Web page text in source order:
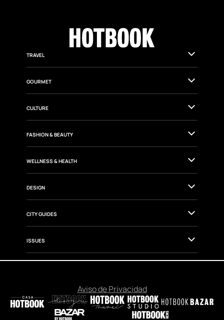
TRAVEL
GOURMET
CULTURE
FASHION & BEAUTY
WELLNESS & HEALTH
DESIGN
CITY GUIDES
ISSUES
Aviso de Privacidad